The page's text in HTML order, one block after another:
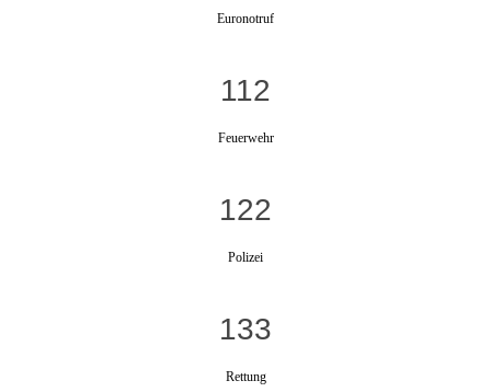
Euronotruf
112
Feuerwehr
122
Polizei
133
Rettung